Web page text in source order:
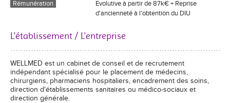
Rémunération
Evolutive à partir de 87k€ + Reprise
d'ancienneté à l'obtention du DIU
L'établissement / L'entreprise
WELLMED est un cabinet de conseil et de recrutement
indépendant spécialisé pour le placement de médecins,
chirurgiens, pharmaciens hospitaliers, encadrement des soins,
direction d'établissements sanitaires ou médico-sociaux et
direction générale.